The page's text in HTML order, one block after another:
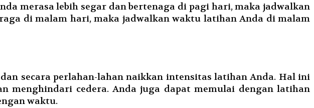
merasa lebih segar dan bertenaga di pagi hari, maka jadwalkan
di malam hari, maka jadwalkan waktu latihan Anda di malam
secara perlahan-lahan naikkan intensitas latihan Anda. Hal ini
menghindari cedera. Anda juga dapat memulai dengan latihan
waktu.